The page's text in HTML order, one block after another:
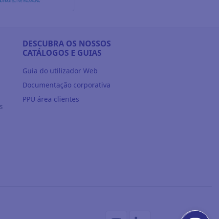
DESCUBRA OS NOSSOS
CATÁLOGOS E GUIAS
Guia do utilizador Web
Documentação corporativa
PPU área clientes